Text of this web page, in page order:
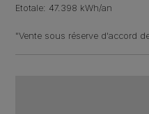
Etotale: 47.398 kWh/an
"Vente sous réserve d'accord